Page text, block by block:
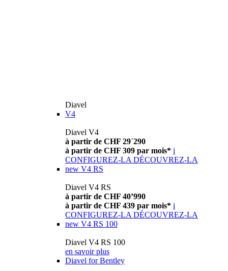
Diavel
V4
Diavel V4
à partir de CHF 29´290
à partir de CHF 309 par mois* i
CONFIGUREZ-LA DÉCOUVREZ-LA
new V4 RS
Diavel V4 RS
à partir de CHF 40’990
à partir de CHF 439 par mois* i
CONFIGUREZ-LA DÉCOUVREZ-LA
new V4 RS 100
Diavel V4 RS 100
en savoir plus
Diavel for Bentley